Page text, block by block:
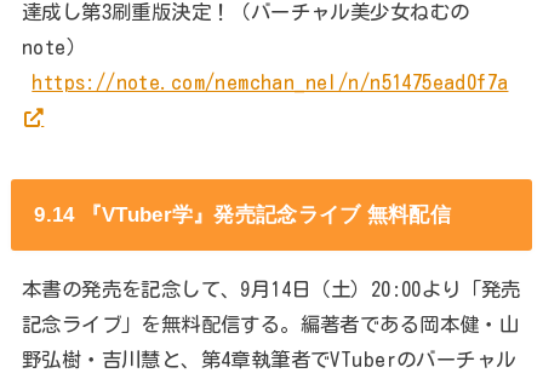
達成し第3刷重版決定！（バーチャル美少女ねむの
note）
https://note.com/nemchan_nel/n/n51475ead0f7a
9.14 『VTuber学』発売記念ライブ 無料配信
本書の発売を記念して、9月14日（土）20:00より「発売
記念ライブ」を無料配信する。編著者である岡本健・山
野弘樹・吉川慧と、第4章執筆者でVTuberのバーチャル